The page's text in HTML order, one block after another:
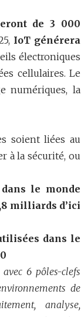
de 3 000
IoT générera
électroniques
cellulaires. Le
numériques, la
soient liées au
à la sécurité, ou
le monde
milliards d’ici
dans le
6 pôles-clefs
de
analyse,